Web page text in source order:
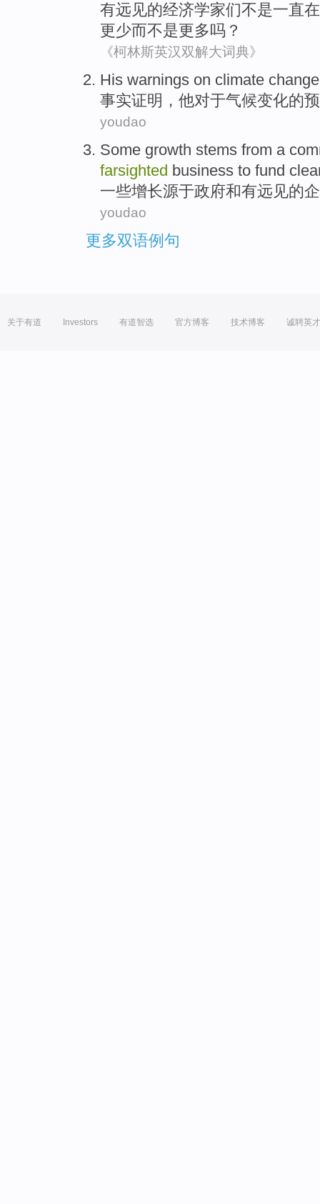
有远见的经济学家们不是一直在
更少而不是更多吗？
《柯林斯英汉双解大词典》
His warnings on climate change
事实证明 ， 他对于气候变化的
youdao
Some growth stems from a
farsighted business to fund
一些增长源于政府和有远见的
youdao
更多双语例句
关于有道 Investors 有道智选 官方博客 技术博客 诚聘英才